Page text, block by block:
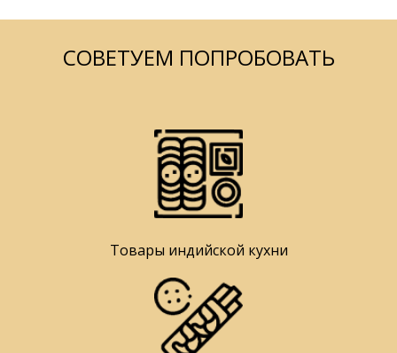
СОВЕТУЕМ ПОПРОБОВАТЬ
Товары индийской кухни